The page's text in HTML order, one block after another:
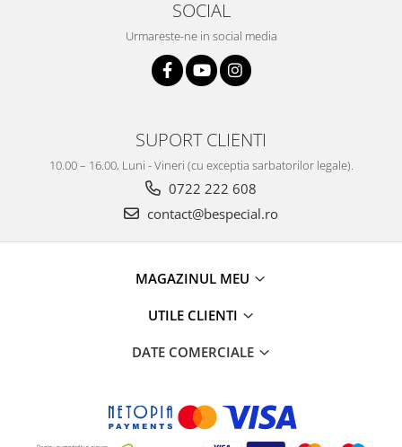
SOCIAL
Urmareste-ne in social media
SUPORT CLIENTI
10.00 – 16.00, Luni - Vineri (cu exceptia sarbatorilor legale).
0722 222 608
contact@bespecial.ro
MAGAZINUL MEU
UTILE CLIENTI
DATE COMERCIALE